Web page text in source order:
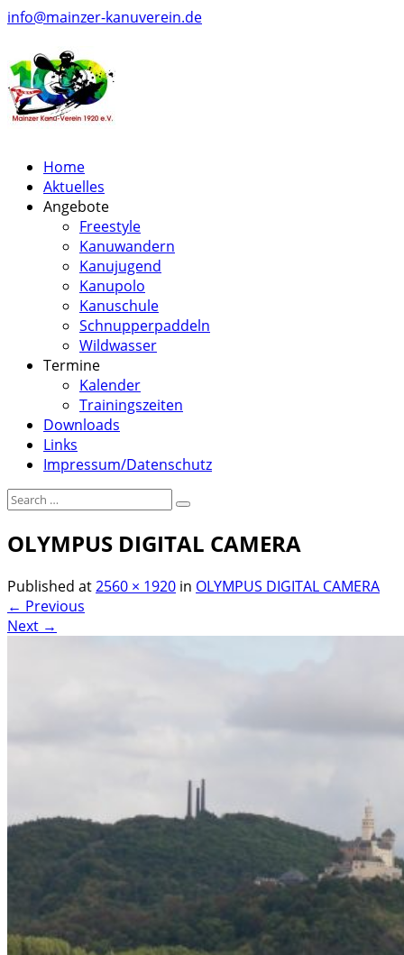
info@mainzer-kanuverein.de
Home
Aktuelles
Angebote
Freestyle
Kanuwandern
Kanujugend
Kanupolo
Kanuschule
Schnupperpaddeln
Wildwasser
Termine
Kalender
Trainingszeiten
Downloads
Links
Impressum/Datenschutz
OLYMPUS DIGITAL CAMERA
Published at2560 × 1920 in OLYMPUS DIGITAL CAMERA
← Previous
Next →